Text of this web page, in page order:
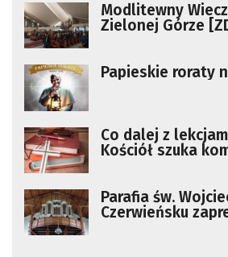
Modlitewny
Zielonej Górze
Papieskie roraty
Co dalej z
Kościół szuka
Parafia św.
Czerwieńsku